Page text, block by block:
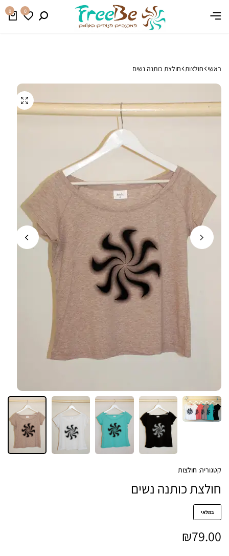
משלוח חינם בהזמנה מעל 399 ₪ קנו עכשיו 0
0
ראשי חולצות חולצת כותנה נשים
קטגוריה: חולצות
חולצת כותנה נשים
במלאי
₪79.00